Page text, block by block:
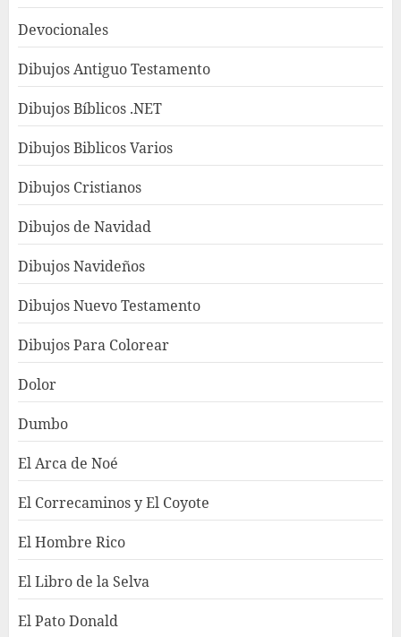
Devocionales
Dibujos Antiguo Testamento
Dibujos Bíblicos .NET
Dibujos Biblicos Varios
Dibujos Cristianos
Dibujos de Navidad
Dibujos Navideños
Dibujos Nuevo Testamento
Dibujos Para Colorear
Dolor
Dumbo
El Arca de Noé
El Correcaminos y El Coyote
El Hombre Rico
El Libro de la Selva
El Pato Donald